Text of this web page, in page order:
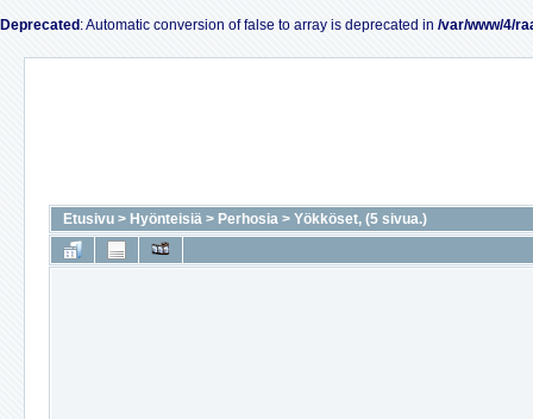
Deprecated : Automatic conversion of false to array is deprecated in /var/www/4/
Etusivu > Hyönteisiä > Perhosia > Yökköset, (5 sivua.)